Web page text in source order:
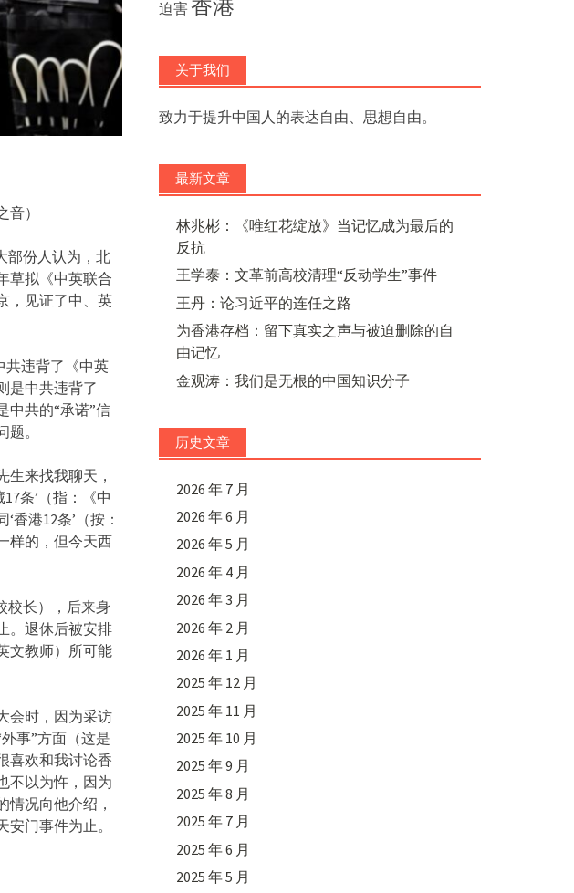
）
部份人认为，北
草拟《中英联合
，见证了中、英
共违背了《中英
是中共违背了
中共的“承诺”信
。
来找我聊天，
条’（指：《中
港12条’（按：
样的，但今天西
校长），后来身
。退休后被安排
文教师）所可能
会时，因为采访
事”方面（这是
喜欢和我讨论香
不以为忤，因为
况向他介绍，
门事件为止。
迫害香港
关于我们
致力于提升中国人的表达自由、思想自由。
最新文章
林兆彬：《唯红花绽放》当记忆成为最后的
反抗
王学泰：文革前高校清理“反动学生”事件
王丹：论习近平的连任之路
为香港存档：留下真实之声与被迫删除的自
由记忆
金观涛：我们是无根的中国知识分子
历史文章
2026 年 7 月
2026 年 6 月
2026 年 5 月
2026 年 4 月
2026 年 3 月
2026 年 2 月
2026 年 1 月
2025 年 12 月
2025 年 11 月
2025 年 10 月
2025 年 9 月
2025 年 8 月
2025 年 7 月
2025 年 6 月
2025 年 5 月